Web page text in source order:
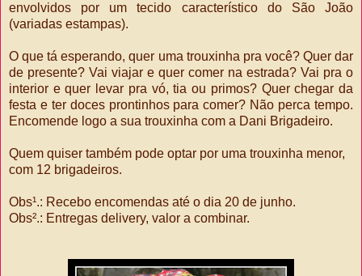
envolvidos por um tecido característico do São João
(variadas estampas).
O que tá esperando, quer uma trouxinha pra você? Quer dar
de presente? Vai viajar e quer comer na estrada? Vai pra o
interior e quer levar pra vó, tia ou primos? Quer chegar da
festa e ter doces prontinhos para comer? Não perca tempo.
Encomende logo a sua trouxinha com a Dani Brigadeiro.
Quem quiser também pode optar por uma trouxinha menor,
com 12 brigadeiros.
Obs¹.: Recebo encomendas até o dia 20 de junho.
Obs².: Entregas delivery, valor a combinar.